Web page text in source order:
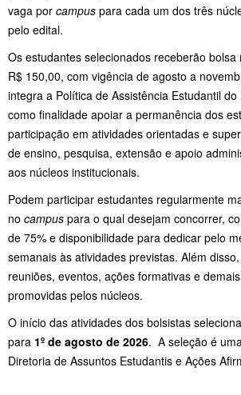
vaga por campus para cada um dos três
pelo edital.
Os estudantes selecionados receberão
R$ 150,00, com vigência de agosto a
integra a Política de Assistência Estudantil
como finalidade apoiar a permanência dos
participação em atividades orientadas e
de ensino, pesquisa, extensão e apoio
aos núcleos institucionais.
Podem participar estudantes regularmente
no campus para o qual desejam concorrer,
de 75% e disponibilidade para dedicar pelo
semanais às atividades previstas. Além
reuniões, eventos, ações formativas e
promovidas pelos núcleos.
O início das atividades dos bolsistas
para 1º de agosto de 2026. A seleção é
Diretoria de Assuntos Estudantis e Ações